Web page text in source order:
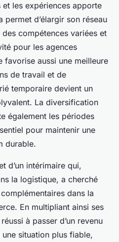
les expériences apporte
permet d’élargir son réseau
compétences variées et
pour les agences
favorise aussi une meilleure
de travail et de
temporaire devient un
La diversification
également les périodes
pour maintenir une
durable.
d’un intérimaire qui,
la logistique, a cherché
dans la
En multipliant ainsi ses
à passer d’un revenu
situation plus fiable,